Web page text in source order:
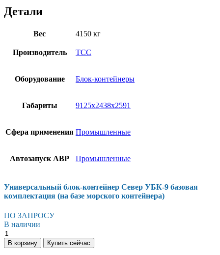
Детали
Вес 4150 кг
Производитель ТСС
Оборудование Блок-контейнеры
Габариты 9125х2438х2591
Сфера применения Промышленные
Автозапуск АВР Промышленные
Универсальный блок-контейнер Север УБК-9 базовая
комплектация (на базе морского контейнера)
ПО ЗАПРОСУ
В наличии
Универсальный
блок-
контейнер
В корзину Купить сейчас